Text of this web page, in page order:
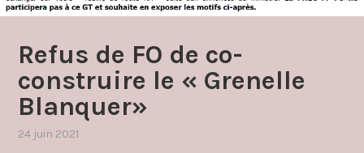
Refus de FO de co-
construire le « Grenelle
Blanquer»
24 juin 2021